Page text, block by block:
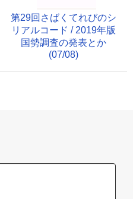
第29回さばくてれびのシ
リアルコード / 2019年版
国勢調査の発表とか
(07/08)